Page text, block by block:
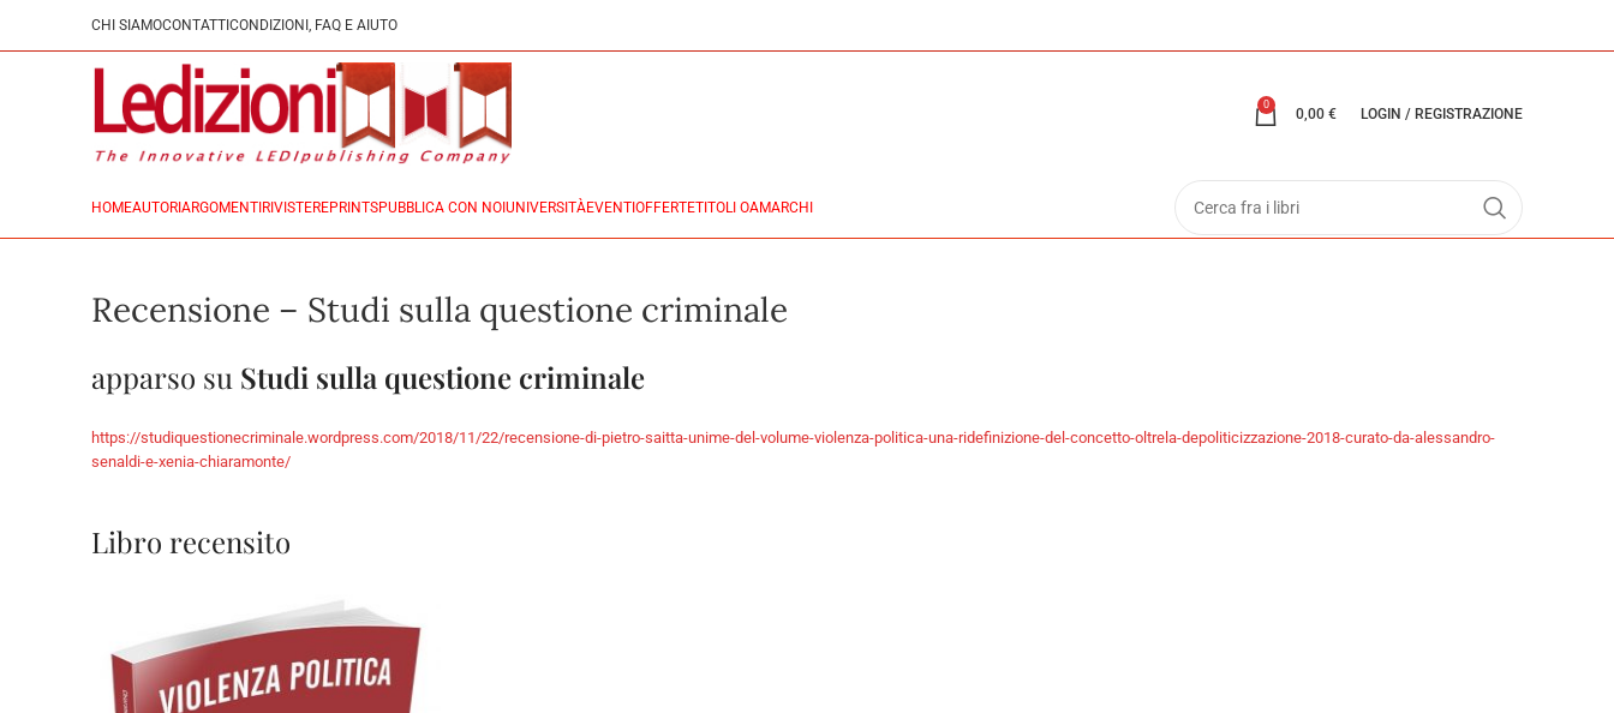
CHI SIAMOCONTATTI CONDIZIONI, FAQ E AIUTO
0
0,00 € LOGIN / REGISTRAZIONE
HOMEAUTORI ARGOMENTI RIVISTEREPRINTSPUBBLICA CON NOI UNIVERSITÀEVENTI OFFERTETITOLI OAMARCHI
Recensione – Studi sulla questione criminale
apparso su Studi sulla questione criminale
https://studiquestionecriminale.wordpress.com/2018/11/22/recensione-di-pietro-saitta-unime-del-volume-violenza-politica-una-ridefinizione-del-concetto-oltrela-depoliticizzazione-2018-curato-da-alessandro-
senaldi-e-xenia-chiaramonte/
Libro recensito